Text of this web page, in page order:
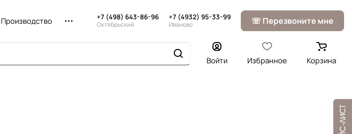
Производство +7 (498) 643-86-96
Октябрьский
+7 (4932) 95-33-99
Иваново ☏ Перезвоните мне
Войти Избранное Корзина